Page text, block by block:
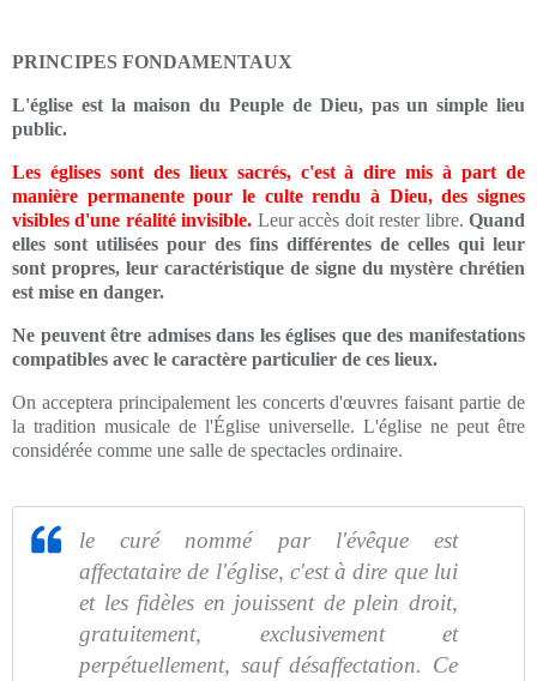
PRINCIPES FONDAMENTAUX
L'église est la maison du Peuple de Dieu, pas un simple lieu
public.
Les églises sont des lieux sacrés, c'est à dire mis à part de
manière permanente pour le culte rendu à Dieu, des signes
visibles d'une réalité invisible. Leur accès doit rester libre.Quand
elles sont utilisées pour des fins différentes de celles qui leur
sont propres, leur caractéristique de signe du mystère chrétien
est mise en danger.
Ne peuvent être admises dans les églises que des manifestations
compatibles avec le caractère particulier de ces lieux.
On acceptera principalement les concerts d'œuvres faisant partie de
la tradition musicale de l'Église universelle. L'église ne peut être
considérée comme une salle de spectacles ordinaire.
le curé nommé par l'évêque est
affectataire de l'église, c'est à dire que lui
et les fidèles en jouissent de plein droit,
gratuitement, exclusivement et
perpétuellement, sauf désaffectation. Ce